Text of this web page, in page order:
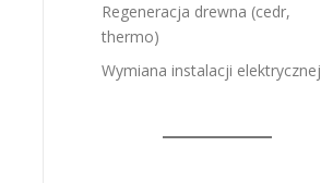
Regeneracja drewna (cedr,
thermo)
Wymiana instalacji elektrycznej